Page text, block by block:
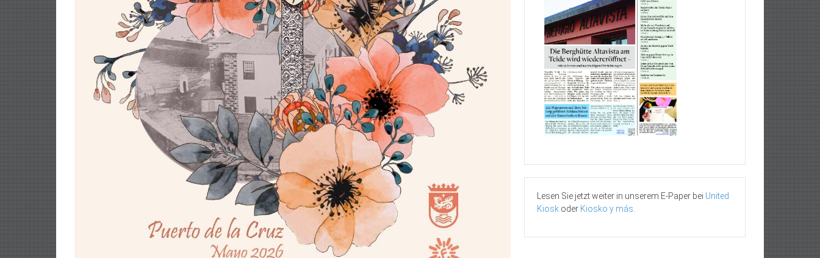
Lesen Sie jetzt weiter in unserem E-Paper bei United
Kiosk oder Kiosko y más